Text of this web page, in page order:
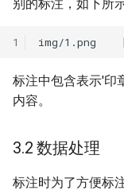
别的标注，如下所
1
标注中包含表示'印
内容。
3.2 数据处理
标注时为了方便标